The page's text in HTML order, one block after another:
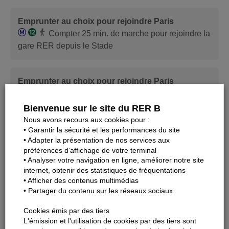
Emprunter au choix pour rejoindre Paris
Compter 25 min. de marche pour rejoindre la
gare RER depuis le Stade
Emprunter au choix pour rejoindre Paris
gare RER depuis le Stade
Depuis les portes J, K, L, N, R, S, T et U(Nord du
Stade)
Emprunter la ligne de métro 13 pour rejoindre
Paris
direction « Châtillon – Montrouge »
ensuite 5 à 25 min. à pied vers la station, en fonction
de l’affluence, depuis le Stade jusqu’à la station.
Bienvenue sur le site du RER B
Nous avons recours aux cookies pour :
• Garantir la sécurité et les performances du site
• Adapter la présentation de nos services aux
préférences d’affichage de votre terminal
• Analyser votre navigation en ligne, améliorer notre site
internet, obtenir des statistiques de fréquentations
• Afficher des contenus multimédias
• Partager du contenu sur les réseaux sociaux.
Cookies émis par des tiers
L'émission et l'utilisation de cookies par des tiers sont